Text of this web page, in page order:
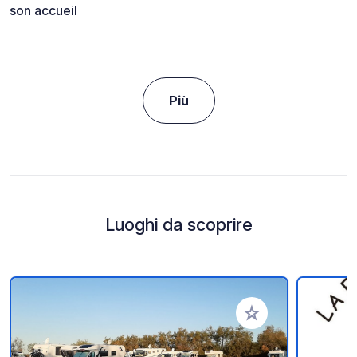
son accueil
Più
Luoghi da scoprire
Aggiungi ai tuoi